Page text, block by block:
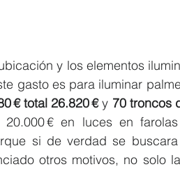
y los elementos
gasto es para iluminar
€ total 26.820 € y 70 troncos
€ en luces en
si de verdad se
otros motivos, no solo